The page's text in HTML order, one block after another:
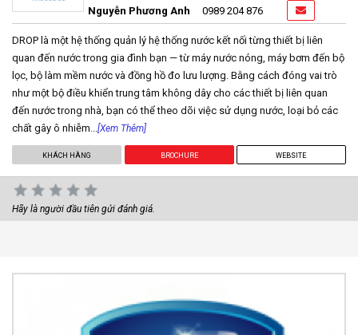
Nguyễn Phương Anh 0989 204 876
DROP là một hệ thống quản lý hệ thống nước kết nối từng thiết bị liên
quan đến nước trong gia đình bạn — từ máy nước nóng, máy bơm đến bộ
lọc, bộ làm mềm nước và đồng hồ đo lưu lượng. Bằng cách đóng vai trò
như một bộ điều khiển trung tâm không dây cho các thiết bị liên quan
đến nước trong nhà, bạn có thể theo dõi việc sử dụng nước, loại bỏ các
chất gây ô nhiễm... [Xem Thêm]
KHÁCH HÀNG BROCHURE WEBSITE
Hãy là người đầu tiên gửi đánh giá.